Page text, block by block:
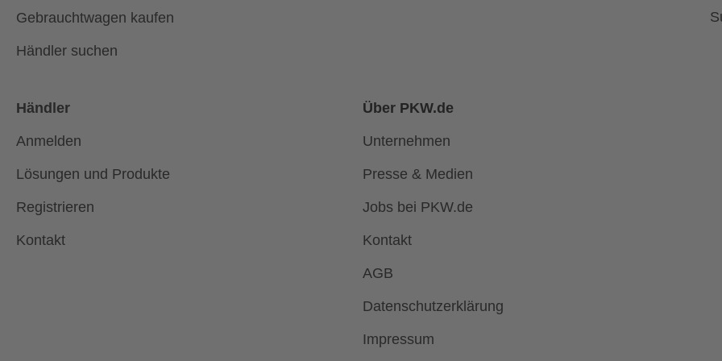
Gebrauchtwagen kaufen
Händler suchen
Händler
Anmelden
Lösungen und Produkte
Registrieren
Kontakt
Über PKW.de
Unternehmen
Presse & Medien
Jobs bei PKW.de
Kontakt
AGB
Datenschutzerklärung
Impressum